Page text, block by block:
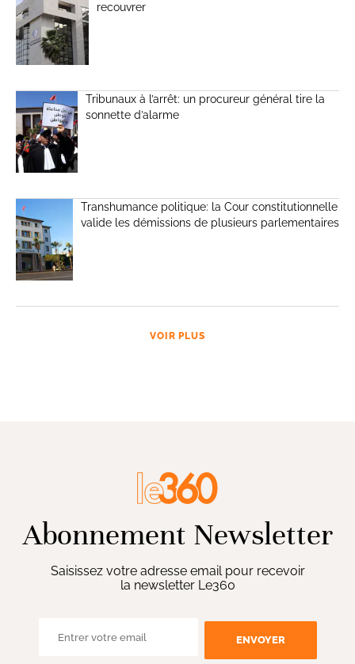
recouvrer
Tribunaux à l’arrêt: un procureur général tire la
sonnette d’alarme
Transhumance politique: la Cour constitutionnelle
valide les démissions de plusieurs parlementaires
VOIR PLUS
Abonnement Newsletter
Saisissez votre adresse email pour recevoir
la newsletter Le360
ENVOYER